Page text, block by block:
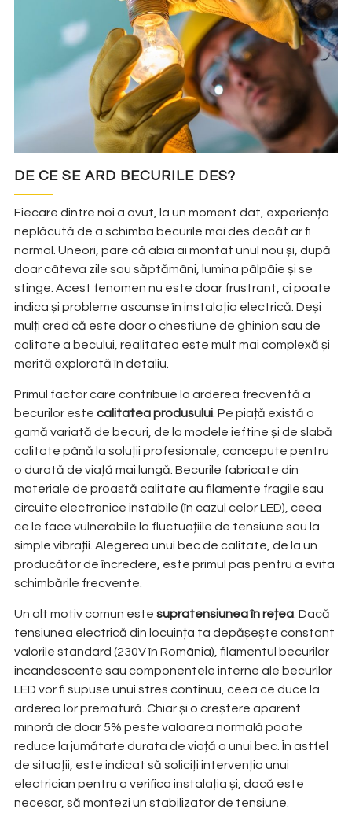
DE CE SE ARD BECURILE DES?
Fiecare dintre noi a avut, la un moment dat, experiența
neplăcută de a schimba becurile mai des decât ar fi
normal. Uneori, pare că abia ai montat unul nou și, după
doar câteva zile sau săptămâni, lumina pâlpâie și se
stinge. Acest fenomen nu este doar frustrant, ci poate
indica și probleme ascunse în instalația electrică. Deși
mulți cred că este doar o chestiune de ghinion sau de
calitate a becului, realitatea este mult mai complexă și
merită explorată în detaliu.
Primul factor care contribuie la arderea frecventă a
becurilor este calitatea produsului. Pe piață există o
gamă variată de becuri, de la modele ieftine și de slabă
calitate până la soluții profesionale, concepute pentru
o durată de viață mai lungă. Becurile fabricate din
materiale de proastă calitate au filamente fragile sau
circuite electronice instabile (în cazul celor LED), ceea
ce le face vulnerabile la fluctuațiile de tensiune sau la
simple vibrații. Alegerea unui bec de calitate, de la un
producător de încredere, este primul pas pentru a evita
schimbările frecvente.
Un alt motiv comun este supratensiunea în rețea. Dacă
tensiunea electrică din locuința ta depășește constant
valorile standard (230V în România), filamentul becurilor
incandescente sau componentele interne ale becurilor
LED vor fi supuse unui stres continuu, ceea ce duce la
arderea lor prematură. Chiar și o creștere aparent
minoră de doar 5% peste valoarea normală poate
reduce la jumătate durata de viață a unui bec. În astfel
de situații, este indicat să soliciți intervenția unui
electrician pentru a verifica instalația și, dacă este
necesar, să montezi un stabilizator de tensiune.